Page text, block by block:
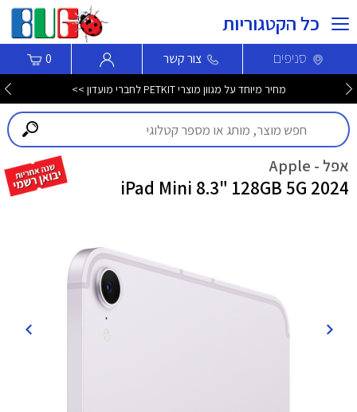
כל הקטגוריות
סניפים צור קשר 0
מחיר מיוחד על מגוון מוצרי PETKIT לחברי מועדון >>
אפל - Apple
iPad Mini 8.3" 128GB 5G 2024